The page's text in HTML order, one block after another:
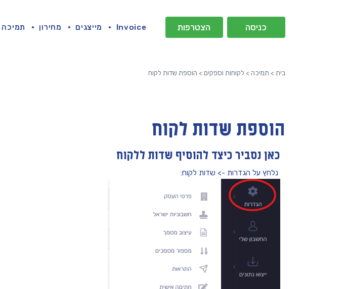
Invoice מייצגים מחירון תמיכה כניסה הצטרפות
בית > תמיכה > לקוחות וספקים > הוספת שדות לקוח
הוספת שדות לקוח
כאן נסביר כיצד להוסיף שדות ללקוח
נלחץ על הגדרות -> שדות לקוח: